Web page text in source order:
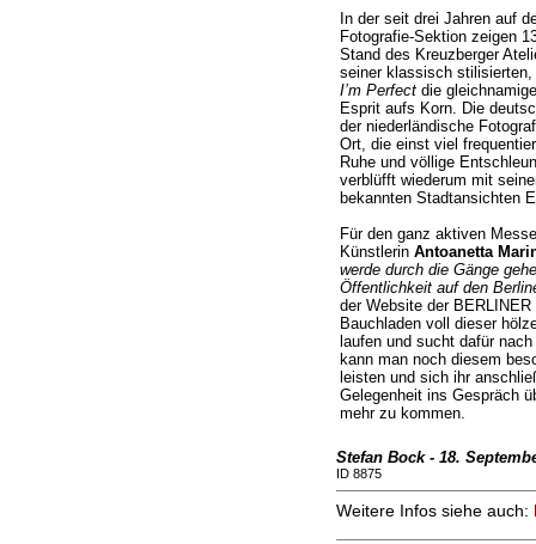
In der seit drei Jahren auf
Fotografie-Sektion zeigen
Stand des Kreuzberger
seiner klassisch
I’m Perfectdie
Esprit aufs Korn. Die
der niederländische
Ort, die einst viel
Ruhe und völlige
verblüfft wiederum mit
bekannten Stadtansichten
Für den ganz aktiven
Künstlerin Antoanetta
werde durch die Gänge
Öffentlichkeit auf den
der Website der
Bauchladen voll dieser
laufen und sucht dafür
kann man noch diesem
leisten und sich ihr
Gelegenheit ins Gespräch
mehr zu kommen.
Stefan Bock - 18.
ID 8875
Weitere Infos siehe auch: